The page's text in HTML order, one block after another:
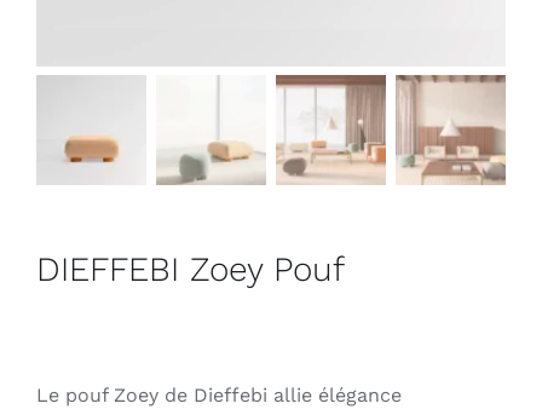
DIEFFEBI Zoey Pouf
Le pouf Zoey de Dieffebi allie élégance